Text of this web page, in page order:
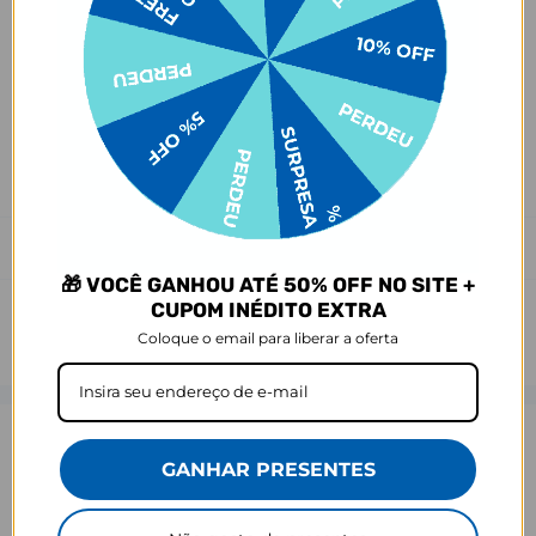
Antes de garantir seu acessório, dá uma conferida no modelo do
seu celular! Os modelos 5G geralmente têm telas maiores que as
outras versões, então certifique-se de que o seu escolhido vai
encaixar direitinho. Fique de olho e escolha certinho para tudo
combinar com seu smartphone! 😎📱
*Imagens meramente ilustrativas, o produto final pode sofrer uma
leve variação de cor/tonalidade.
🎁 VOCÊ GANHOU ATÉ 50% OFF NO SITE +
CUPOM INÉDITO EXTRA
Coloque o email para liberar a oferta
GANHAR PRESENTES